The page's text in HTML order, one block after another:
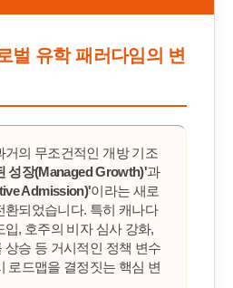
벌 유학 패러다임의 변
거의 무조건적인 개방 기조
성장(Managed Growth)'과
Admission)'이라는 새로
환되었습니다. 특히 캐나다
입, 호주의 비자 심사 강화,
상승 등 거시적인 정책 변수
로드맵을 결정짓는 핵심 변